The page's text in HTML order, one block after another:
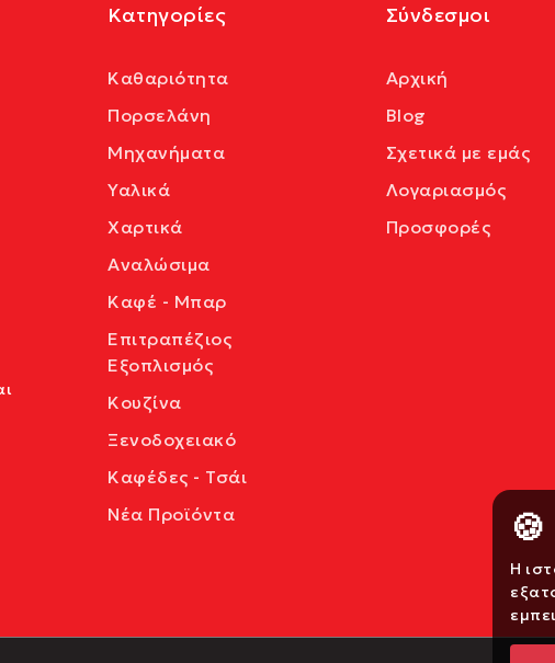
Η
Κατηγορίες
Καθαριότητα
Πορσελάνη
Μηχανήματα
Υαλικά
Χαρτικά
Αναλώσιμα
Καφέ - Μπαρ
Επιτραπέζιος
Εξοπλισμός
Κουζίνα
Ξενοδοχειακό
Καφέδες - Τσάι
Νέα Προϊόντα
Σύνδεσμοι
Αρχική
Blog
Σχετικά με εμάς
Λογαριασμός
Προσφορές